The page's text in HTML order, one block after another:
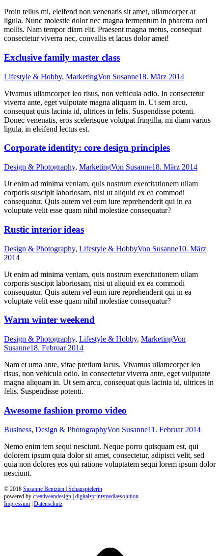
Proin tellus mi, eleifend non venenatis sit amet, ullamcorper at
ligula. Nunc molestie dolor nec magna fermentum in pharetra orci
mollis. Nam tempor diam elit. Praesent magna metus, consequat
consectetur viverra nec, convallis et lacus dolor amet!
Exclusive family master class
Lifestyle & Hobby, MarketingVon Susanne18. März 2014
Vivamus ullamcorper leo risus, non vehicula odio. In consectetur
viverra ante, eget vulputate magna aliquam in. Ut sem arcu,
consequat quis lacinia id, ultrices in felis. Suspendisse potenti.
Donec venenatis, eros scelerisque volutpat fringilla, mi diam varius
ligula, in eleifend lectus est.
Corporate identity: core design principles
Design & Photography, MarketingVon Susanne18. März 2014
Ut enim ad minima veniam, quis nostrum exercitationem ullam
corporis suscipit laboriosam, nisi ut aliquid ex ea commodi
consequatur. Quis autem vel eum iure reprehenderit qui in ea
voluptate velit esse quam nihil molestiae consequatur?
Rustic interior ideas
Design & Photography, Lifestyle & HobbyVon Susanne10. März
2014
Ut enim ad minima veniam, quis nostrum exercitationem ullam
corporis suscipit laboriosam, nisi ut aliquid ex ea commodi
consequatur. Quis autem vel eum iure reprehenderit qui in ea
voluptate velit esse quam nihil molestiae consequatur?
Warm winter weekend
Design & Photography, Lifestyle & Hobby, MarketingVon
Susanne18. Februar 2014
Nam et urna ante, vitae pretium lacus. Vivamus ullamcorper leo
risus, non vehicula odio. In consectetur viverra ante, eget vulputate
magna aliquam in. Ut sem arcu, consequat quis lacinia id, ultrices in
felis. Suspendisse potenti.
Awesome fashion promo video
Business, Design & PhotographyVon Susanne11. Februar 2014
Nemo enim tem sequi nesciunt. Neque porro quisquam est, qui
dolorem ipsum quia dolor sit amet, consectetur, adipisci velit, sed
quia non dolores eos qui ratione voluptatem sequi lorem ipsum dolor
nesciunt.
© 2018 Susanne Bentzien | Schauspielerin
powered by creativeandesign | digital•print•media•solution
Impressum | Datenschutz